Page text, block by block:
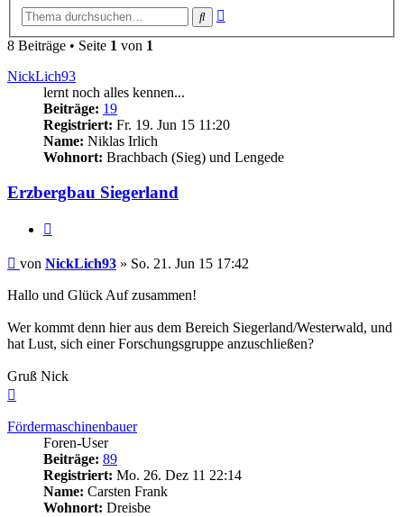
Suche
8 Beiträge • Seite 1 von 1
NickLich93
lernt noch alles kennen...
Beiträge: 19
Registriert: Fr. 19. Jun 15 11:20
Name: Niklas Irlich
Wohnort: Brachbach (Sieg) und Lengede
Erzbergbau Siegerland
Beitrag
von NickLich93 » So. 21. Jun 15 17:42
Hallo und Glück Auf zusammen!
Wer kommt denn hier aus dem Bereich Siegerland/Westerwald, und
hat Lust, sich einer Forschungsgruppe anzuschließen?
Gruß Nick
Fördermaschinenbauer
Foren-User
Beiträge: 89
Registriert: Mo. 26. Dez 11 22:14
Name: Carsten Frank
Wohnort: Dreisbe